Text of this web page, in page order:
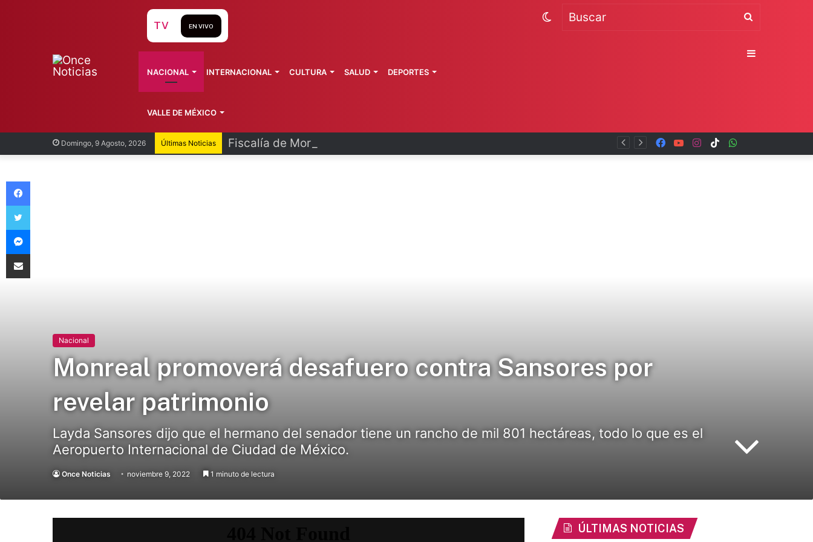
Domingo, 9 Agosto, 2026 Últimas Noticias Fiscalía de Morelos investiga explosión de pipa TikTok
Instagram
YouTube
Facebook
TV EN VIVO
NACIONAL INTERNACIONAL CULTURA SALUD DEPORTES
VALLE DE MÉXICO
Buscar
Switch
Sidebar
Nacional
Monreal promoverá desafuero contra Sansores por
revelar patrimonio
Layda Sansores dijo que el hermano del senador tiene un rancho de mil 801 hectáreas, todo lo que es el
Aeropuerto Internacional de Ciudad de México.
Once Noticias noviembre 9, 2022 1 minuto de lectura
ÚLTIMAS NOTICIAS
Facebook
Twitter
Messenger
Compartir vía Email